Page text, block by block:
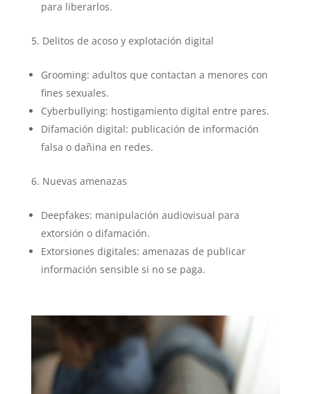
para liberarlos.
Delitos de acoso y explotación digital
Grooming: adultos que contactan a menores con
fines sexuales.
Cyberbullying: hostigamiento digital entre pares.
Difamación digital: publicación de información
falsa o dañina en redes.
Nuevas amenazas
Deepfakes: manipulación audiovisual para
extorsión o difamación.
Extorsiones digitales: amenazas de publicar
información sensible si no se paga.